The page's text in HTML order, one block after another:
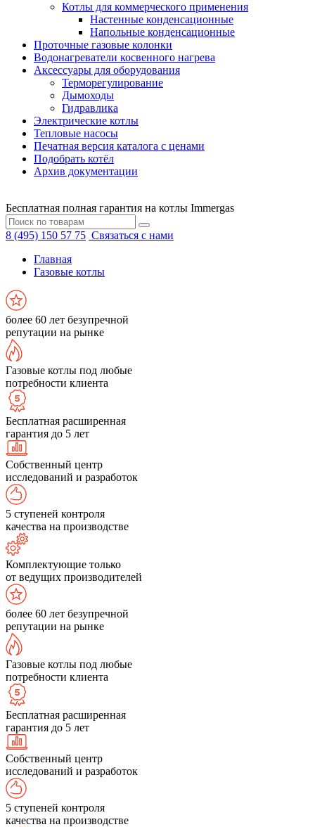
Котлы для коммерческого применения
Настенные конденсационные
Напольные конденсационные
Проточные газовые колонки
Водонагреватели косвенного нагрева
Аксессуары для оборудования
Терморегулирование
Дымоходы
Гидравлика
Электрические котлы
Тепловые насосы
Печатная версия каталога с ценами
Подобрать котёл
Архив документации
Бесплатная полная гарантия на котлы Immergas
8 (495) 150 57 75 Связаться с нами
Главная
Газовые котлы
более 60 лет безупречной
репутации на рынке
Газовые котлы под любые
потребности клиента
Бесплатная расширенная
гарантия до 5 лет
Собственный центр
исследований и разработок
5 ступеней контроля
качества на производстве
Комплектующие только
от ведущих производителей
более 60 лет безупречной
репутации на рынке
Газовые котлы под любые
потребности клиента
Бесплатная расширенная
гарантия до 5 лет
Собственный центр
исследований и разработок
5 ступеней контроля
качества на производстве